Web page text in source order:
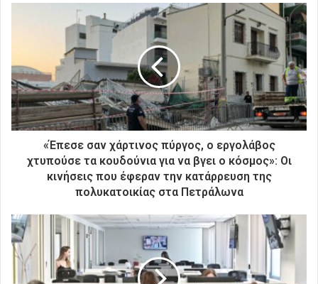
η
λ
ε
κ
τ
ή
σ
α
«Έπεσε σαν χάρτινος πύργος, ο εργολάβος
χτυπούσε τα κουδούνια για να βγει ο κόσμος»: Οι
κινήσεις που έφεραν την κατάρρευση της
πολυκατοικίας στα Πετράλωνα